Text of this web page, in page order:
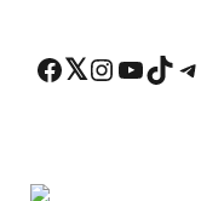
Facebook Twitter Instagram YouTube TikTok Telegram